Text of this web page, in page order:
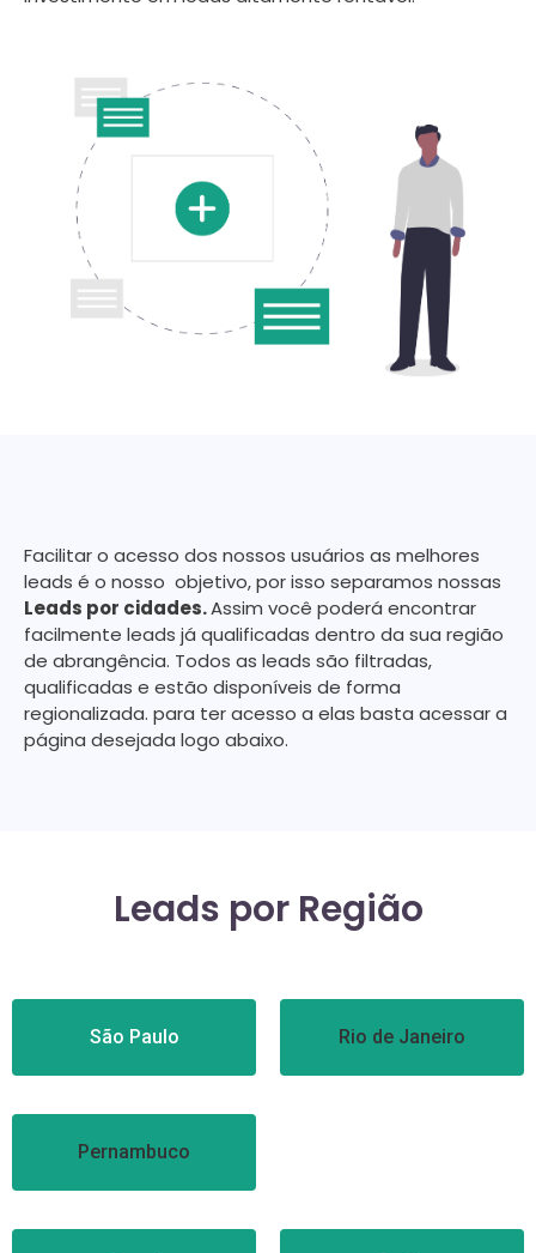
Facilitar o acesso dos nossos usuários as melhores
leads é o nosso objetivo, por isso separamos nossas
Leads por cidades.Assim você poderá encontrar
facilmente leads já qualificadas dentro da sua região
de abrangência. Todos as leads são filtradas,
qualificadas e estão disponíveis de forma
regionalizada. para ter acesso a elas basta acessar a
página desejada logo abaixo.
Leads por Região
São Paulo
Pernambuco
Rio de Janeiro